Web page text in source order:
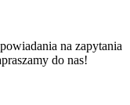
na zapytania
do nas!